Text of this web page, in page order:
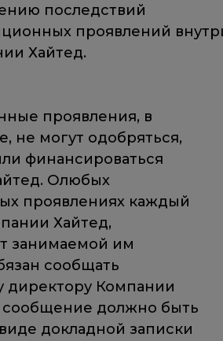
последствий
проявлений
Хайтед.
проявления, в
не могут одобряться,
финансироваться
Олюбых
проявлениях каждый
Хайтед,
занимаемой им
сообщать
директору Компании
сообщение должно быть
докладной записки